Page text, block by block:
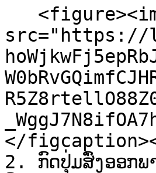
src="https://
</
2. ກົດປຸ່ມສົ່ງອອກ